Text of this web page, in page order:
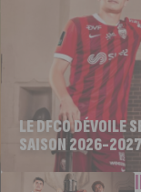
LE DFCO DÉVOILE
SAISON 2026-2027